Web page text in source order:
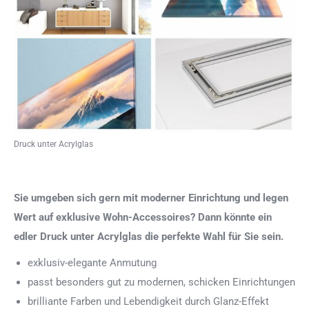
Druck unter Acrylglas
Sie umgeben sich gern mit moderner Einrichtung und legen
Wert auf exklusive Wohn-Accessoires? Dann könnte ein
edler Druck unter Acrylglas die perfekte Wahl für Sie sein.
exklusiv-elegante Anmutung
passt besonders gut zu modernen, schicken Einrichtungen
brilliante Farben und Lebendigkeit durch Glanz-Effekt